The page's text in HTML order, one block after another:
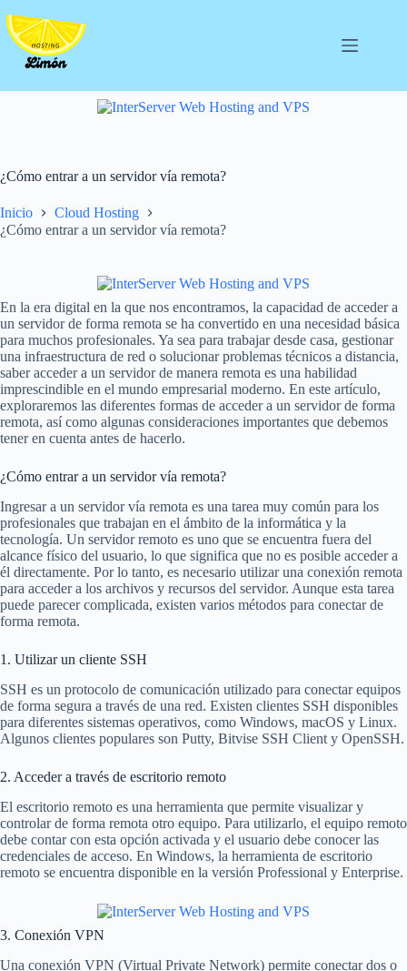
al
contenido
¿Cómo entrar a un servidor vía remota?
Inicio
Cloud Hosting
¿Cómo entrar a un servidor vía remota?
En la era digital en la que nos encontramos, la capacidad de acceder a
un servidor de forma remota se ha convertido en una necesidad básica
para muchos profesionales. Ya sea para trabajar desde casa, gestionar
una infraestructura de red o solucionar problemas técnicos a distancia,
saber acceder a un servidor de manera remota es una habilidad
imprescindible en el mundo empresarial moderno. En este artículo,
exploraremos las diferentes formas de acceder a un servidor de forma
remota, así como algunas consideraciones importantes que debemos
tener en cuenta antes de hacerlo.
¿Cómo entrar a un servidor vía remota?
Ingresar a un servidor vía remota es una tarea muy común para los
profesionales que trabajan en el ámbito de la informática y la
tecnología. Un servidor remoto es uno que se encuentra fuera del
alcance físico del usuario, lo que significa que no es posible acceder a
él directamente. Por lo tanto, es necesario utilizar una conexión remota
para acceder a los archivos y recursos del servidor. Aunque esta tarea
puede parecer complicada, existen varios métodos para conectar de
forma remota.
1. Utilizar un cliente SSH
SSH es un protocolo de comunicación utilizado para conectar equipos
de forma segura a través de una red. Existen clientes SSH disponibles
para diferentes sistemas operativos, como Windows, macOS y Linux.
Algunos clientes populares son Putty, Bitvise SSH Client y OpenSSH.
2. Acceder a través de escritorio remoto
El escritorio remoto es una herramienta que permite visualizar y
controlar de forma remota otro equipo. Para utilizarlo, el equipo remoto
debe contar con esta opción activada y el usuario debe conocer las
credenciales de acceso. En Windows, la herramienta de escritorio
remoto se encuentra disponible en la versión Professional y Enterprise.
3. Conexión VPN
Una conexión VPN (Virtual Private Network) permite conectar dos o